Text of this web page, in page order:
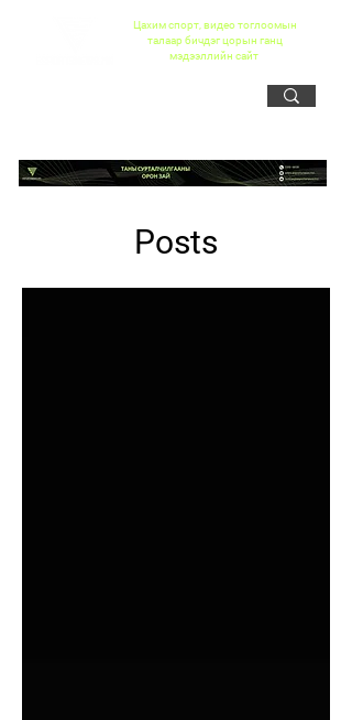
Цахим спорт, видео тоглоомын
талаар бичдэг цорын ганц
мэдээллийн сайт
Posts